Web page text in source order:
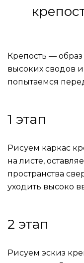
Крепость —
высоких сводов
попытаемся
1 этап
Рисуем каркас
на листе,
пространства
уходить высоко
2 этап
Рисуем эскиз